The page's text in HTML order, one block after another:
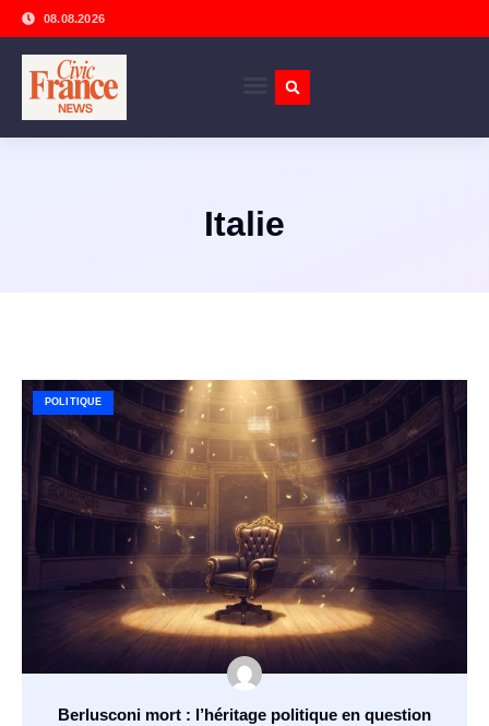
08.08.2026
Italie
POLITIQUE
Berlusconi mort : l’héritage politique en question